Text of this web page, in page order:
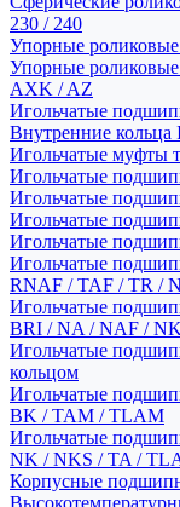
230 / 240
Упорные
Упорные
AXK / AZ
Игольчатые
Внутренние кольца
Игольчатые муфты
Игольчатые
Игольчатые
Игольчатые
Игольчатые
Игольчатые
RNAF / TAF / TR /
Игольчатые
BRI / NA / NAF /
Игольчатые
кольцом
Игольчатые
BK / TAM / TLAM
Игольчатые
NK / NKS / TA /
Корпусные